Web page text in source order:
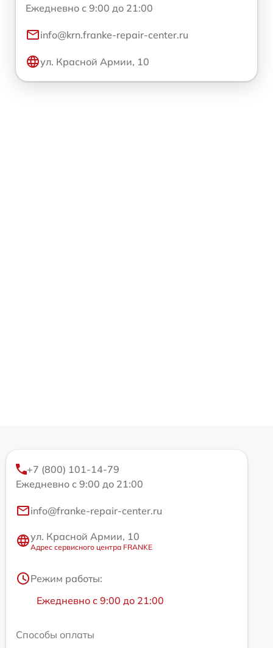
Ежедневно с 9:00 до 21:00
info@krn.franke-repair-center.ru
ул. Красной Армии, 10
+7 (800) 101-14-79
Ежедневно с 9:00 до 21:00
info@franke-repair-center.ru
ул. Красной Армии, 10
Адрес сервисного центра FRANKE
Режим работы:
Ежедневно с 9:00 до 21:00
Способы оплаты